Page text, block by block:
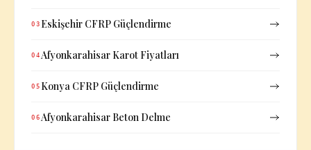
03 Eskişehir CFRP Güçlendirme
04 Afyonkarahisar Karot Fiyatları
05 Konya CFRP Güçlendirme
06 Afyonkarahisar Beton Delme